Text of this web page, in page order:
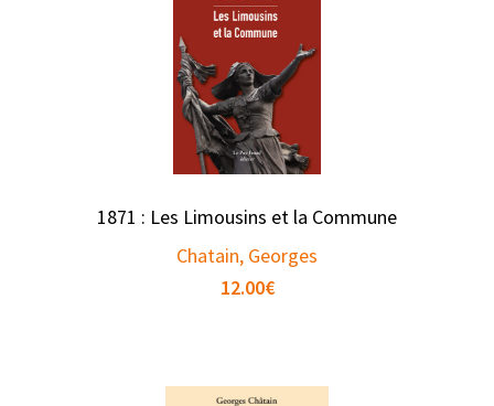
1871 : Les Limousins et la Commune
Chatain, Georges
12.00€